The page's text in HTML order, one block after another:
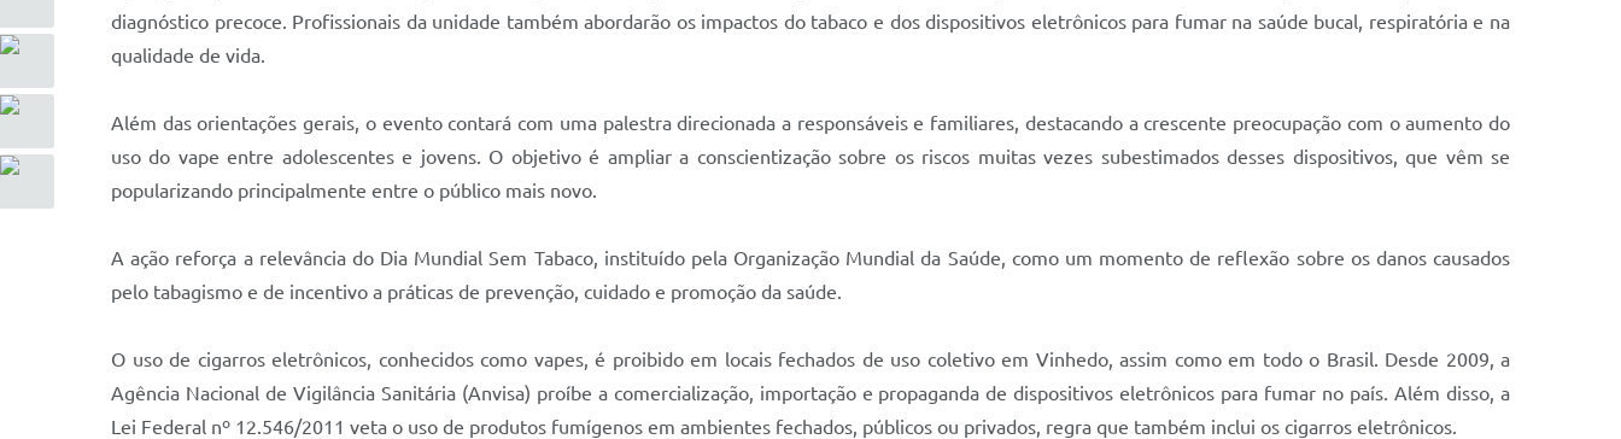
diagnóstico precoce. Profissionais da unidade também abordarão os impactos do tabaco e dos dispositivos eletrônicos para fumar na saúde bucal, respiratória e na
qualidade de vida.
Além das orientações gerais, o evento contará com uma palestra direcionada a responsáveis e familiares, destacando a crescente preocupação com o aumento do
uso do vape entre adolescentes e jovens. O objetivo é ampliar a conscientização sobre os riscos muitas vezes subestimados desses dispositivos, que vêm se
popularizando principalmente entre o público mais novo.
A ação reforça a relevância do Dia Mundial Sem Tabaco, instituído pela Organização Mundial da Saúde, como um momento de reflexão sobre os danos causados
pelo tabagismo e de incentivo a práticas de prevenção, cuidado e promoção da saúde.
O uso de cigarros eletrônicos, conhecidos como vapes, é proibido em locais fechados de uso coletivo em Vinhedo, assim como em todo o Brasil. Desde 2009, a
Agência Nacional de Vigilância Sanitária (Anvisa) proíbe a comercialização, importação e propaganda de dispositivos eletrônicos para fumar no país. Além disso, a
Lei Federal nº 12.546/2011 veta o uso de produtos fumígenos em ambientes fechados, públicos ou privados, regra que também inclui os cigarros eletrônicos.